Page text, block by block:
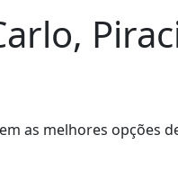
as melhores opções